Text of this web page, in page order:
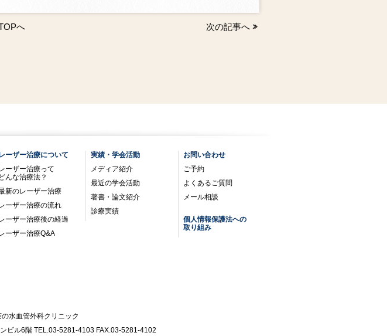
へ 次の記事へ
レーザー治療について
ーザー治療って
どんな治療法？
新のレーザー治療
ーザー治療の流れ
ーザー治療後の経過
ーザー治療Q&A
実績・学会活動
メディア紹介
最近の学会活動
著書・論文紹介
診療実績
お問い合わせ
ご予約
よくあるご質問
メール相談
個人情報保護法への
取り組み
水血管外科クリニック
ビル6階 TEL.03-5281-4103 FAX.03-5281-4102